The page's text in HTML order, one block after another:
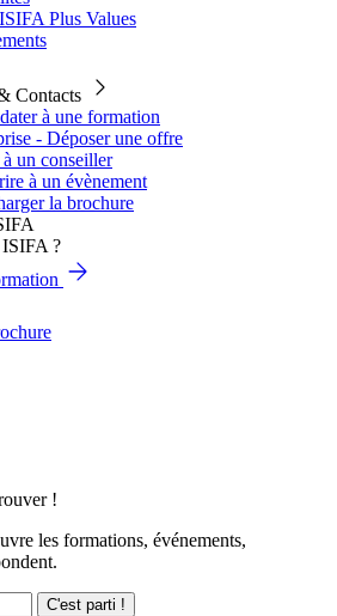
Plus Values
Contacts
à une formation
- Déposer une offre
un conseiller
à un évènement
la brochure
?
!
les formations, événements,
C'est parti !